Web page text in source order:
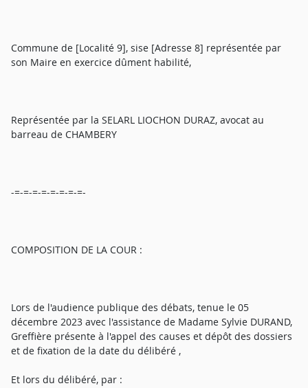
Commune de [Localité 9], sise [Adresse 8] représentée par
son Maire en exercice dûment habilité,
Représentée par la SELARL LIOCHON DURAZ, avocat au
barreau de CHAMBERY
-=-=-=-=-=-=-=-=-
COMPOSITION DE LA COUR :
Lors de l'audience publique des débats, tenue le 05
décembre 2023 avec l'assistance de Madame Sylvie DURAND,
Greffière présente à l'appel des causes et dépôt des dossiers
et de fixation de la date du délibéré ,
Et lors du délibéré, par :